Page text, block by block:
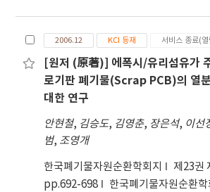
2006.12 KCI 등재 서비스 종료(
[원저 (原著)] 에폭시/유리섬유가
로기판 폐기물(Scrap PCB)의 열
대한 연구
안현철, 김승도, 김영춘, 장은석, 이선
범, 조영개
한국폐기물자원순환학회지
제23권
pp.692-698
한국폐기물자원순환학